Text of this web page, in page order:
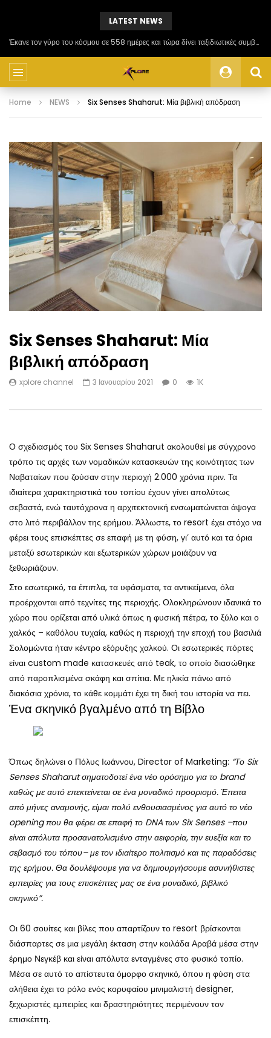
LATEST NEWS
Έκανε τον γύρο του κόσμου σε 558 ημέρες και τώρα δίνει ταξιδιωτικές συμβουλές
Home NEWS Six Senses Shaharut: Μία βιβλική απόδραση
Six Senses Shaharut: Μία
βιβλική απόδραση
xplore channel 3 Ιανουαρίου 2021 0 1K
Ο σχεδιασμός του Six Senses Shaharut ακολουθεί με σύγχρονο
τρόπο τις αρχές των νομαδικών κατασκευών της κοινότητας των
Ναβαταίων που ζούσαν στην περιοχή 2.000 χρόνια πριν. Τα
ιδιαίτερα χαρακτηριστικά του τοπίου έχουν γίνει απολύτως
σεβαστά, ενώ ταυτόχρονα η αρχιτεκτονική ενσωματώνεται άψογα
στο λιτό περιβάλλον της ερήμου. Άλλωστε, το resort έχει στόχο να
φέρει τους επισκέπτες σε επαφή με τη φύση, γι’ αυτό και τα όρια
μεταξύ εσωτερικών και εξωτερικών χώρων μοιάζουν να
ξεθωριάζουν.
Στο εσωτερικό, τα έπιπλα, τα υφάσματα, τα αντικείμενα, όλα
προέρχονται από τεχνίτες της περιοχής. Ολοκληρώνουν ιδανικά το
χώρο που ορίζεται από υλικά όπως η φυσική πέτρα, το ξύλο και ο
χαλκός – καθόλου τυχαία, καθώς η περιοχή την εποχή του βασιλιά
Σολομώντα ήταν κέντρο εξόρυξης χαλκού. Οι εσωτερικές πόρτες
είναι custom made κατασκευές από teak, το οποίο διασώθηκε
από παροπλισμένα σκάφη και σπίτια. Με ηλικία πάνω από
διακόσια χρόνια, το κάθε κομμάτι έχει τη δική του ιστορία να πει.
Ένα σκηνικό βγαλμένο από τη Βίβλο
Όπως δηλώνει ο Πόλυς Ιωάννου, Director of Marketing: “Το Six
Senses Shaharut σηματοδοτεί ένα νέο ορόσημο για το brand
καθώς με αυτό επεκτείνεται σε ένα μοναδικό προορισμό. Έπειτα
από μήνες αναμονής, είμαι πολύ ενθουσιασμένος για αυτό το νέο
opening που θα φέρει σε επαφή το DNA των Six Senses –που
είναι απόλυτα προσανατολισμένο στην αειφορία, την ευεξία και το
σεβασμό του τόπου– με τον ιδιαίτερο πολιτισμό και τις παραδόσεις
της ερήμου. Θα δουλέψουμε για να δημιουργήσουμε ασυνήθιστες
εμπειρίες για τους επισκέπτες μας σε ένα μοναδικό, βιβλικό
σκηνικό”.
Οι 60 σουίτες και βίλες που απαρτίζουν το resort βρίσκονται
διάσπαρτες σε μια μεγάλη έκταση στην κοιλάδα Αραβά μέσα στην
έρημο Νεγκέβ και είναι απόλυτα ενταγμένες στο φυσικό τοπίο.
Μέσα σε αυτό το απίστευτα όμορφο σκηνικό, όπου η φύση στα
αλήθεια έχει το ρόλο ενός κορυφαίου μινιμαλιστή designer,
ξεχωριστές εμπειρίες και δραστηριότητες περιμένουν τον
επισκέπτη.